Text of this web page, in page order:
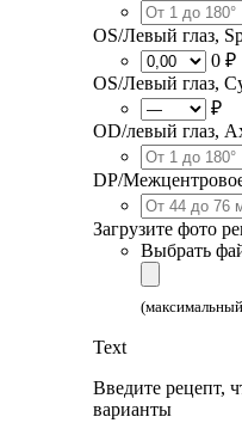
OS/Левый глаз,
0 ₽
OS/Левый глаз,
₽
OD/левый глаз,
DP/
Загрузите фото
Выбрать
Text
Введите рецепт,
варианты